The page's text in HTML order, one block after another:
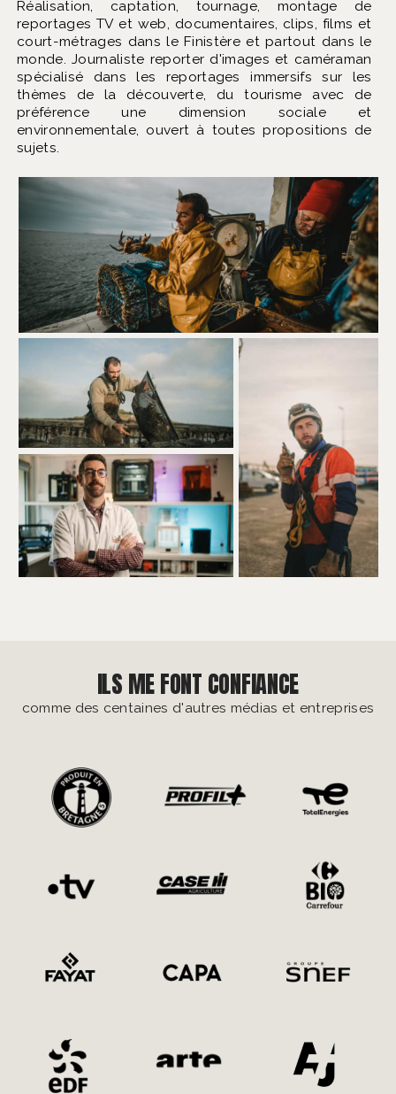
Réalisation, captation, tournage, montage de
reportages TV et web, documentaires, clips, films et
court-métrages dans le Finistère et partout dans le
monde. Journaliste reporter d'images et caméraman
spécialisé dans les reportages immersifs sur les
thèmes de la découverte, du tourisme avec de
préférence une dimension sociale et
environnementale, ouvert à toutes propositions de
sujets.
ILS ME FONT CONFIANCE
comme des centaines d'autres médias et entreprises